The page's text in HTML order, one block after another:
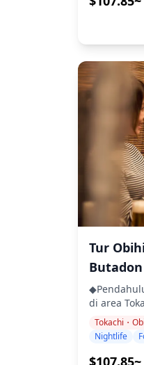
bersama
kecil, bar
tersebar di
untuk
nyaman
(https://
49aa-
(https://
4d2e-
(https://
4904-be51-
(https://
4e89-830d-
orang. ・
minum
makanan
Holiday
makanan
batasan diet. ◆Area Kushiro, Nemuro
Makanan
Nemuro,
segar
adalah
terkenal
Nemuro
saury
lokal
hidangan
terbesar di
izakaya,
dalam
pemandian
besar wisatawan. ・
bar di
(tur tidak
kelompok
intim dan
wiski
Hokkaido
daerah
Rasakan
semarak
dari 3
・
makan,
pemandu lokal ◆Tidak
Biaya
tambahan
・
tur ini
Tur
di area
hopping
atau bar
daerah
terkenal
Tokachi・
Nightlife
$107.85~